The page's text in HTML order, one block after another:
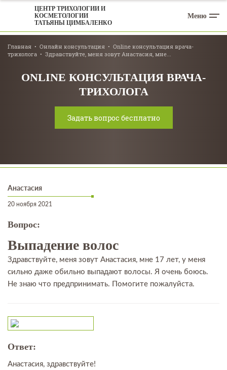
ЦЕНТР ТРИХОЛОГИИ И
КОСМЕТОЛОГИИ
ТАТЬЯНЫ ЦИМБАЛЕНКО
Меню
Главная Онлайн консультация
Online консультация врача-
трихолога
Здравствуйте, меня зовут Анастасия, мне...
ONLINE КОНСУЛЬТАЦИЯ ВРАЧА-
ТРИХОЛОГА
Задать вопрос бесплатно
Анастасия
20 ноября 2021
Вопрос:
Выпадение волос
Здравствуйте, меня зовут Анастасия, мне 17 лет, у меня
сильно даже обильно выпадают волосы. Я очень боюсь.
Не знаю что предпринимать. Помогите пожалуйста.
Ответ:
Анастасия, здравствуйте!